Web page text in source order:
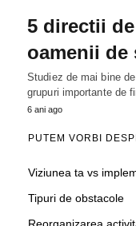
5 directii
oamenii de
Studiez de mai bine
grupuri importante de
6 ani ago
PUTEM VORBI
Viziunea ta vs
Tipuri de obstacole
Reorganizarea